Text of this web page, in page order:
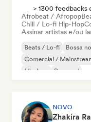
> 1300 feedbacks
Afrobeat / Afropop
Chill / Lo-fi Hip-Hop
Assinar artistas e/ou
Beats / Lo-fi Bossa
Comercial /
Hip-hop
Pop soul
NOVO
Zhakira